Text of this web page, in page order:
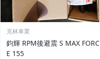
克林車業
鈞輝 RPM後避震 S MAX FORC
E 155